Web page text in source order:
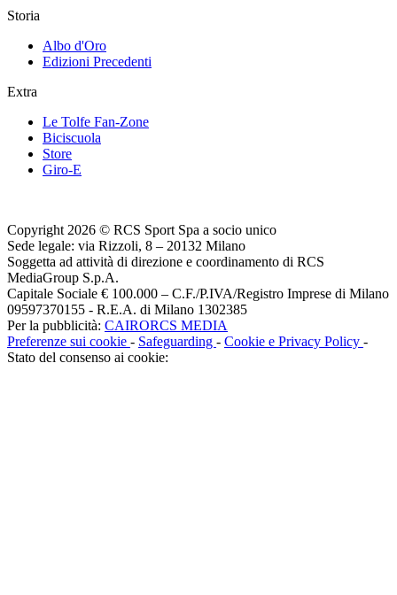
Storia
Albo d'Oro
Edizioni Precedenti
Extra
Le Tolfe Fan-Zone
Biciscuola
Store
Giro-E
Copyright 2026 © RCS Sport Spa a socio unico
Sede legale: via Rizzoli, 8 – 20132 Milano
Soggetta ad attività di direzione e coordinamento di RCS
MediaGroup S.p.A.
Capitale Sociale € 100.000 – C.F./P.IVA/Registro Imprese di Milano
09597370155 - R.E.A. di Milano 1302385
Per la pubblicità: CAIRORCS MEDIA
Preferenze sui cookie - Safeguarding - Cookie e Privacy Policy -
Stato del consenso ai cookie: